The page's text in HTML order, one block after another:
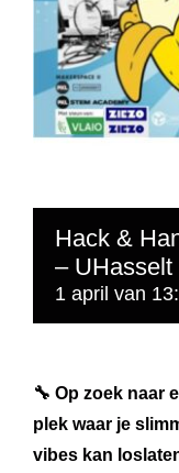
Hack &
– UHasselt
1 april van
🔧 Op zoek naar
plek waar je
vibes kan